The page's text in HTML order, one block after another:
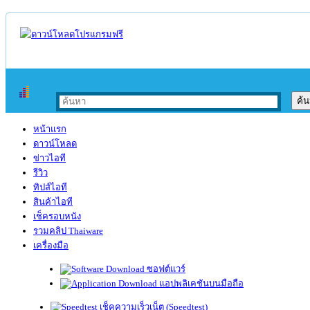
หน้าแรก
ดาวน์โหลด
ข่าวไอที
รีวิว
ทิปส์ไอที
สินค้าไอที
เช็ครอบหนัง
รวมคลิป Thaiware
เครื่องมือ
ซอฟต์แวร์
แอปพลิเคชันบนมือถือ
เช็คความเร็วเน็ต (Speedtest)